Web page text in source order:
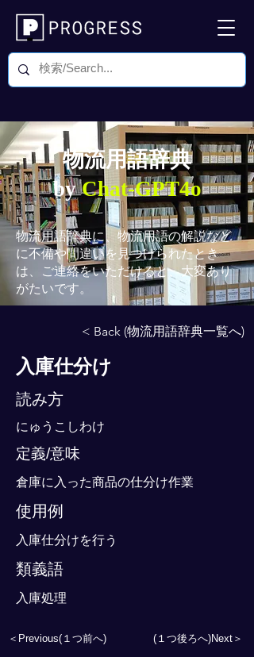
物流用語辞典
byChat-GPT4o
物流用語辞典に、物流用語の解説など
に不備や間違いを見つけられたとき
は、ご連絡をいただけると、大変あり
がたいです。
< Back (物流用語辞典一覧へ)
入庫仕分け
読み方
にゅうこしわけ
定義/意味
倉庫に入った商品の仕分け作業
使用例
入庫仕分けを行う
類義語
入庫処理
＜Previous(１つ前へ) (１つ後ろへ)Next＞